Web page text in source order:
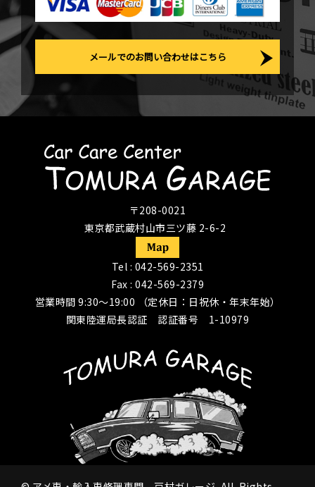
メールでのお問い合わせはこちら
〒208-0021
東京都武蔵村山市三ツ藤 2-6-2
Tel : 042-569-2351
Fax : 042-569-2379
営業時間 9:30〜19:00 （定休日：日祝休・年末年始）
関東陸運局長認証 認証番号 1-10979